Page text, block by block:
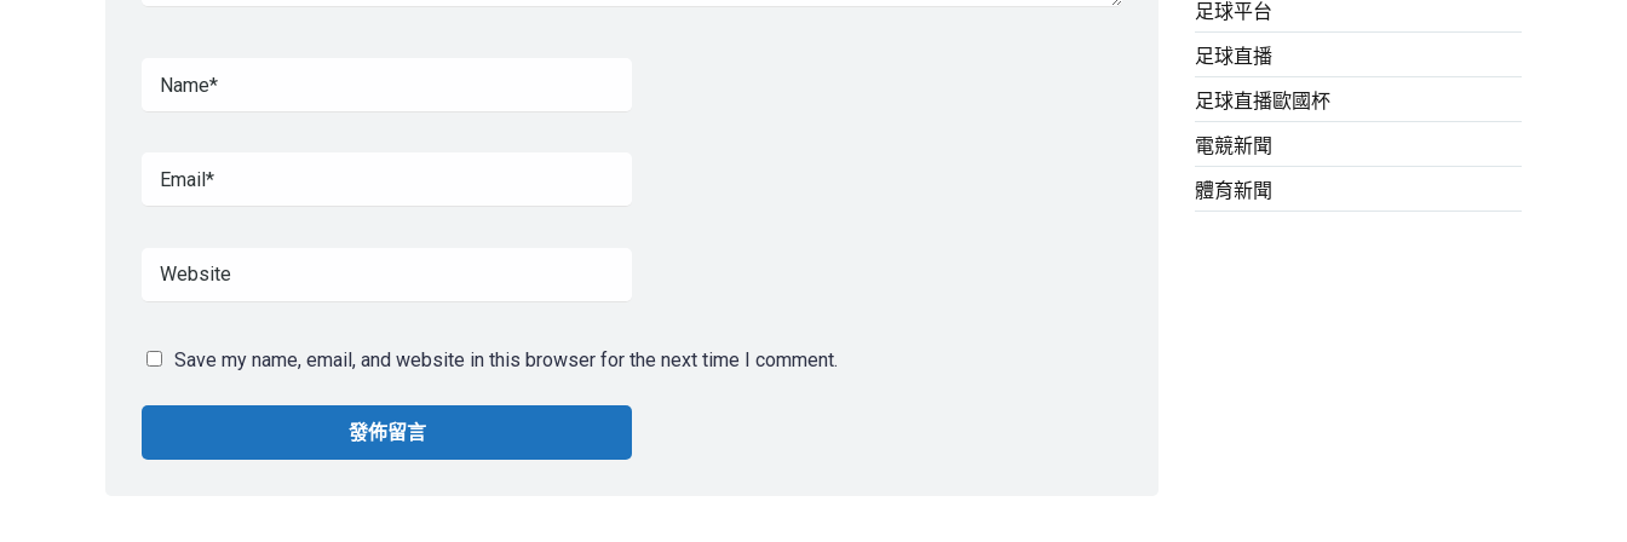
Save my name, email, and website in this browser for the next time I comment.
足球平台
足球直播
足球直播歐國杯
電競新聞
體育新聞